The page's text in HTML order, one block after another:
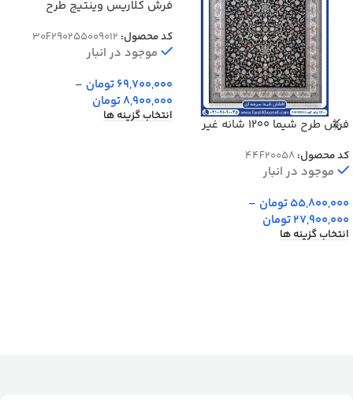
فرش طرح شیما 1200 شانه غیر
کد محصول:44F20058
موجود در انبار
55,800,000تومان –
27,900,000تومان
انتخاب گزینه ها
فرش کلاریس وینتیج طرح
255009012
کد محصول: 30F290255009012
موجود در انبار
69,700,000تومان –
8,900,000تومان
انتخاب گزینه ها